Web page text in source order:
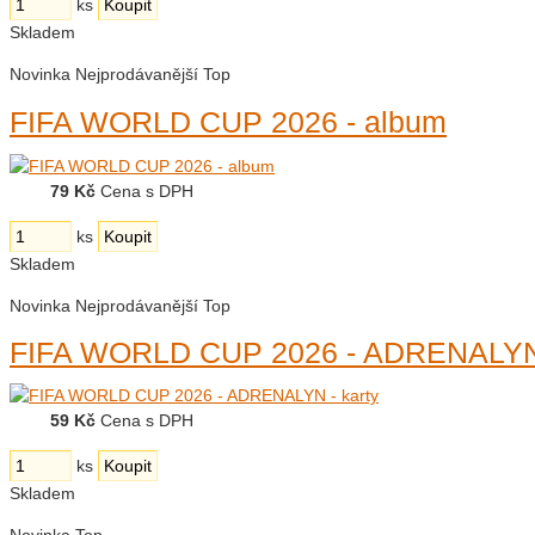
ks
Skladem
Novinka Nejprodávanější Top
FIFA WORLD CUP 2026 - album
79 Kč Cena s DPH
ks
Skladem
Novinka Nejprodávanější Top
FIFA WORLD CUP 2026 -
59 Kč Cena s DPH
ks
Skladem